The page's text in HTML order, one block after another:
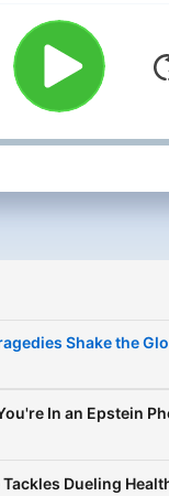
Shake the
In an Epstein
Dueling